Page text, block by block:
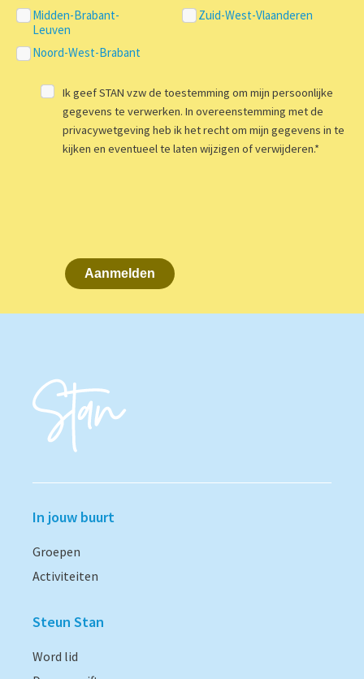
Midden-Brabant-
Leuven
Zuid-West-Vlaanderen
Noord-West-Brabant
Ik geef STAN vzw de toestemming om mijn persoonlijke
gegevens te verwerken. In overeenstemming met de
privacywetgeving heb ik het recht om mijn gegevens in te
kijken en eventueel te laten wijzigen of verwijderen.*
Aanmelden
In jouw buurt
Groepen
Activiteiten
Steun Stan
Word lid